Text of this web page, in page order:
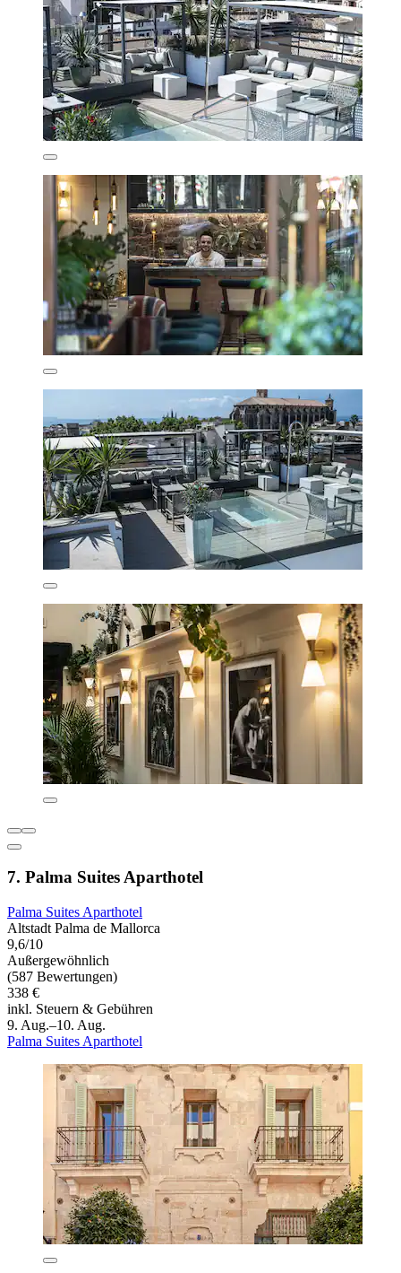
7. Palma Suites Aparthotel
Palma Suites Aparthotel
Altstadt Palma de Mallorca
9,6/10
Außergewöhnlich
(587 Bewertungen)
338 €
inkl. Steuern & Gebühren
9. Aug.–10. Aug.
Palma Suites Aparthotel